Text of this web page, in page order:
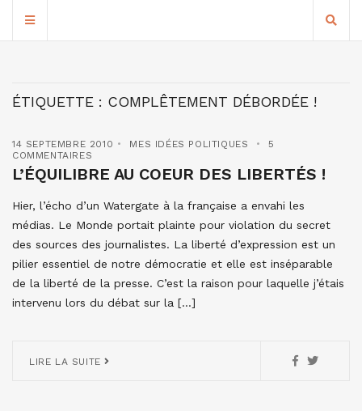
ÉTIQUETTE : COMPLÊTEMENT DÉBORDÉE !
14 SEPTEMBRE 2010 MES IDÉES POLITIQUES
5
COMMENTAIRES
L’ÉQUILIBRE AU COEUR DES LIBERTÉS !
Hier, l’écho d’un Watergate à la française a envahi les
médias. Le Monde portait plainte pour violation du secret
des sources des journalistes. La liberté d’expression est un
pilier essentiel de notre démocratie et elle est inséparable
de la liberté de la presse. C’est la raison pour laquelle j’étais
intervenu lors du débat sur la […]
LIRE LA SUITE